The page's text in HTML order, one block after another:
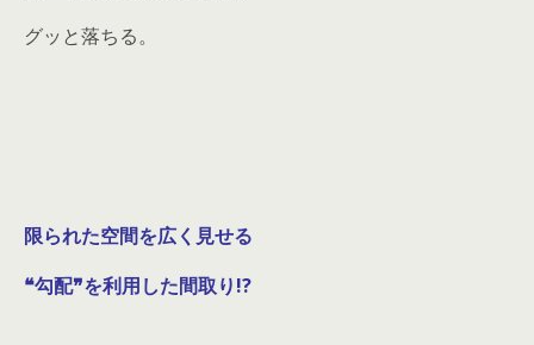
グッと落ちる。
限られた空間を広く見せる
❝勾配❞を利用した間取り!?